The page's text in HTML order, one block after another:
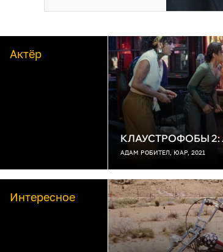
Актёр
КЛАУСТРОФОБЫ
АДАМ РОБИТЕЛ, ЮАР, 2021
Интересное